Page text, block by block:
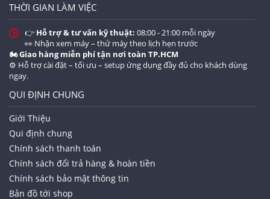
Cứng Cáp Siêu Bền. Chuyên Dùng cho dân Văn
Phòng, IT, Kỹ Thuật, Lập trình, văn phòng, kế
toán...
RAM:4GB DDR
Đĩa Cứng: SSD128GB truy xuất dữ liệu nhanh
Đồ Họa:
4000 - 1 GB GDDR5 SDRAM
Màn Hình:14.3" LED backlight HD anti-glare
HD.Đĩa Quang: DVD+/- RWPin/Battery: 2h upto 4h
Kích Thước và Trọng Lượng:
THỜI GIAN LÀM VIỆC
👉 Hỗ trợ & tư vấn kỹ thuật: 08:00 - 21:00 mỗi ngày
👀 Nhận xem máy – thử máy theo lịch hẹn trước
🏍️ Giao hàng miễn phí tận nơi toàn TP.HCM
⚙️ Hỗ trợ cài đặt – tối ưu – setup ứng dụng đầy đủ cho khách dùng
ngay.
QUI ĐỊNH CHUNG
Giới Thiệu
Qui định chung
Chính sách thanh toán
Chính sách đổi trả hàng & hoàn tiền
Chính sách bảo mật thông tin
Bản đồ tới shop